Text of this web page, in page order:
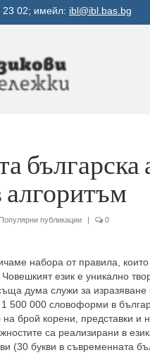
23 02; имейл: ibl@ibl.bas.bg
българска
алгоритъм
Популярни публикации | 0
набора от правила,
език е уникално
дума служи за
500 000 словоформи в
брой корени, представки и
са реализирани в
(30 букви в съвременната